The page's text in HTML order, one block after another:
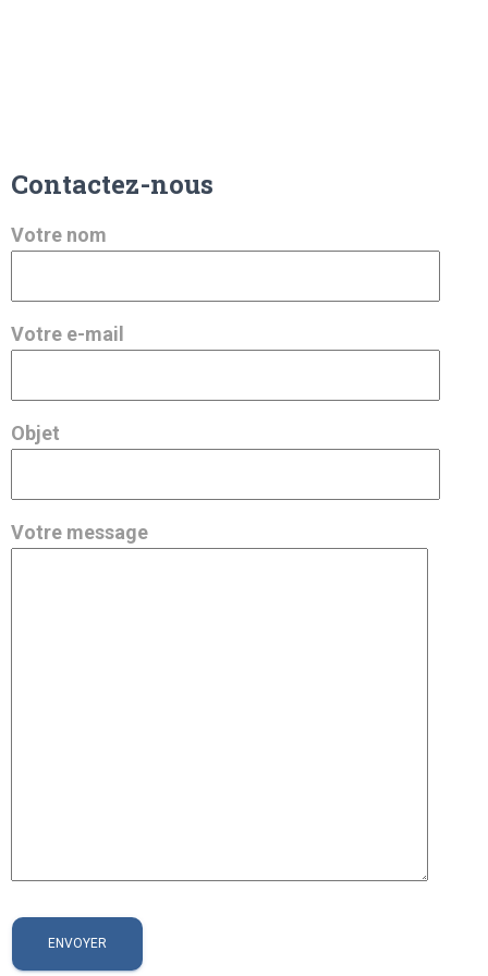
Contactez-nous
Votre nom
Votre e-mail
Objet
Votre message